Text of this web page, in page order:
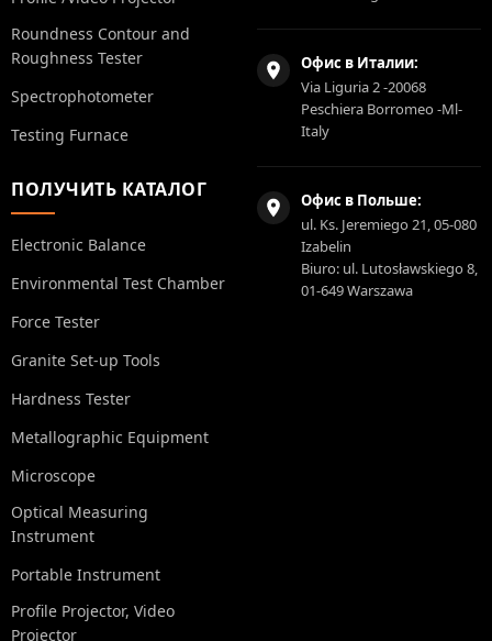
Roundness Contour and
Roughness Tester
Spectrophotometer
Testing Furnace
ПОЛУЧИТЬ КАТАЛОГ
Electronic Balance
Environmental Test Chamber
Force Tester
Granite Set-up Tools
Hardness Tester
Metallographic Equipment
Microscope
Optical Measuring
Instrument
Portable Instrument
Profile Projector, Video
Projector
Офис в Италии:
Via Liguria 2 -20068
Peschiera Borromeo -Ml-
Italy
Офис в Польше:
ul. Ks. Jeremiego 21, 05-080
Izabelin
Biuro: ul. Lutosławskiego 8,
01-649 Warszawa